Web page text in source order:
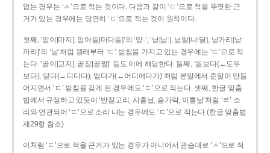
없는 경우는 ‘ㅅ’으로 적는 것이다. 다음과 같이 ‘ㄷ’으로 적을 뚜렷한 근
거가 있는 경우에는 당연히 ‘ㄷ’으로 적는 것이 원칙이다.
첫째, ‘맏이[마지], 맏아들[마다들]’의 ‘맏-’, ‘낟[낟ː], 낟알[나ː달], 낟가리[낟ː
까리]’의 ‘낟’처럼 원래부터 ‘ㄷ’ 받침을 가지고 있는 경우에는 ‘ㄷ’으로 적
는다. ‘곧이[고지], 곧장[곧짱]’ 등도 이에 해당한다. 둘째, ‘돋보다(←도두
보다), 딛다(←디디다), 얻다가(←어디에다가)’처럼 본말에서 준말이 만들
어지면서 ‘ㄷ’ 받침을 갖게 된 경우에도 ‘ㄷ’으로 적는다. 셋째, 한글 맞춤
법에서 규정하고 있듯이 ‘반짇고리, 사흗날, 숟가락, 이튿날’처럼 ‘ㄹ’ 소
리와 연관되어 ‘ㄷ’으로 소리 나는 경우에도 ‘ㄷ’으로 적는다.(한글 맞춤법
제29항 참조)
이처럼 ‘ㄷ’으로 적을 근거가 있는 경우가 아니어서 관습대로 ‘ㅅ’으로 적